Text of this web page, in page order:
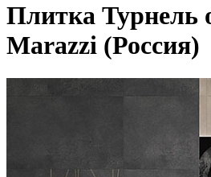
Плитка Турнель
Marazzi (Россия)